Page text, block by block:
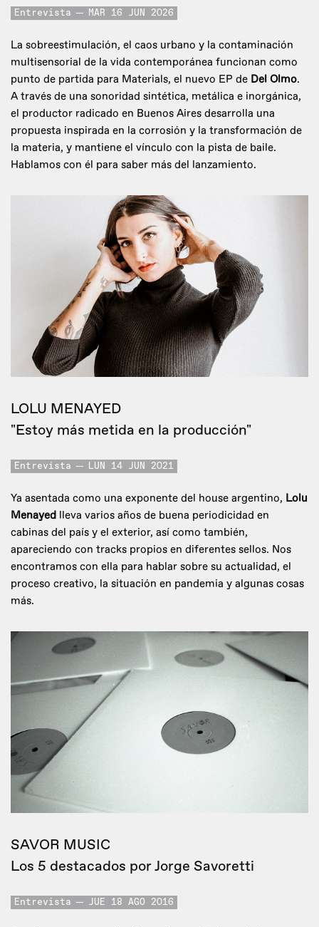
Entrevista MAR 16 JUN 2026
La sobreestimulación, el caos urbano y la contaminación
multisensorial de la vida contemporánea funcionan como
punto de partida para Materials, el nuevo EP de Del Olmo.
A través de una sonoridad sintética, metálica e inorgánica,
el productor radicado en Buenos Aires desarrolla una
propuesta inspirada en la corrosión y la transformación de
la materia, y mantiene el vínculo con la pista de baile.
Hablamos con él para saber más del lanzamiento.
LOLU MENAYED
"Estoy más metida en la producción"
Entrevista LUN 14 JUN 2021
Ya asentada como una exponente del house argentino, Lolu
Menayed lleva varios años de buena periodicidad en
cabinas del país y el exterior, así como también,
apareciendo con tracks propios en diferentes sellos. Nos
encontramos con ella para hablar sobre su actualidad, el
proceso creativo, la situación en pandemia y algunas cosas
más.
SAVOR MUSIC
Los 5 destacados por Jorge Savoretti
Entrevista JUE 18 AGO 2016